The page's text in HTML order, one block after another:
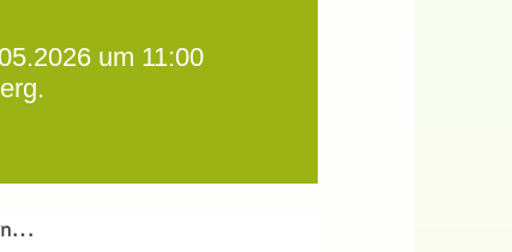
um 11:00